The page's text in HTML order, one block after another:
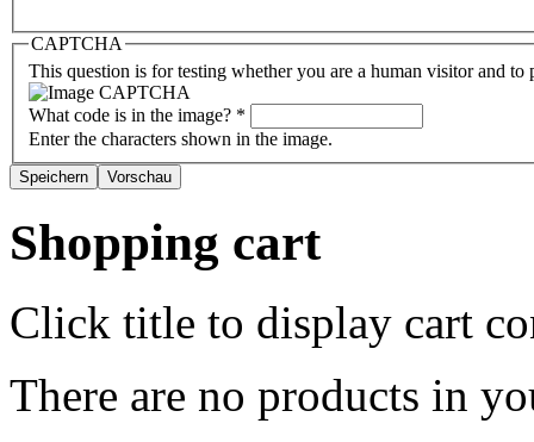
CAPTCHA
This question is for testing whether you are a human visitor and to
What code is in the image? *
Enter the characters shown in the image.
Shopping cart
Click title to display cart
There are no products in